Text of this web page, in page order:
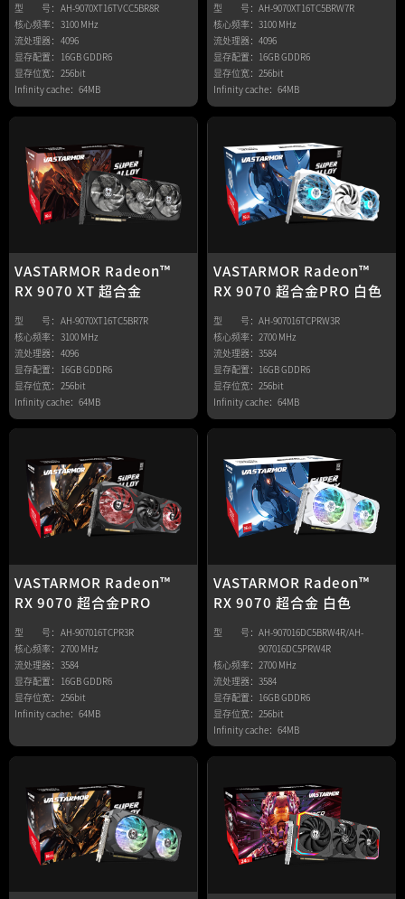
型 号： AH-9070XT16TVCC5BR8R
核心频率： 3100 MHz
流处理器： 4096
显存配置： 16GB GDDR6
显存位宽： 256bit
Infinity cache：64MB
型 号： AH-9070XT16TC5BRW7R
核心频率： 3100 MHz
流处理器： 4096
显存配置： 16GB GDDR6
显存位宽： 256bit
Infinity cache： 64MB
VASTARMOR Radeon™
RX 9070 XT 超合金
型 号： AH-9070XT16TC5BR7R
核心频率： 3100 MHz
流处理器： 4096
显存配置： 16GB GDDR6
显存位宽： 256bit
Infinity cache：64MB
VASTARMOR Radeon™
RX 9070 超合金PRO 白色
型 号： AH-907016TCPRW3R
核心频率： 2700 MHz
流处理器： 3584
显存配置： 16GB GDDR6
显存位宽： 256bit
Infinity cache： 64MB
VASTARMOR Radeon™
RX 9070 超合金PRO
型 号： AH-907016TCPR3R
核心频率： 2700 MHz
流处理器： 3584
显存配置： 16GB GDDR6
显存位宽： 256bit
Infinity cache：64MB
VASTARMOR Radeon™
RX 9070 超合金 白色
型 号： AH-907016DC5BRW4R/AH-
907016DC5PRW4R
核心频率： 2700 MHz
流处理器： 3584
显存配置： 16GB GDDR6
显存位宽： 256bit
Infinity cache： 64MB